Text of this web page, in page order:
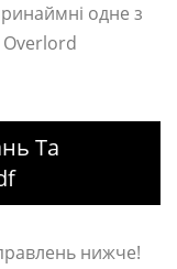
одне з
Overlord
Та
нижче!